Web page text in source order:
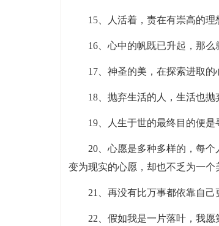
15、人活着，责在有崇高的理
16、心中的帆既已升起，那么
17、神圣的美，在探索进取的
18、抛弃生活的人，生活也抛
19、人生于世的最终目的便是
20、心愿是多种多样的，每
变为现实的心愿，却也不乏为一个
21、再没有比万事都依靠自
22、假如我是一片落叶，我愿